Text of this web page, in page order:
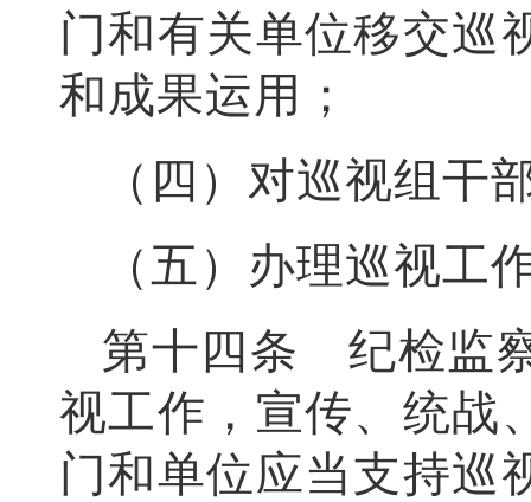
门和有关单位移交巡
和成果运用；
（四）对巡视组干
（五）办理巡视工
第十四条 纪检监
视工作，宣传、统战
门和单位应当支持巡